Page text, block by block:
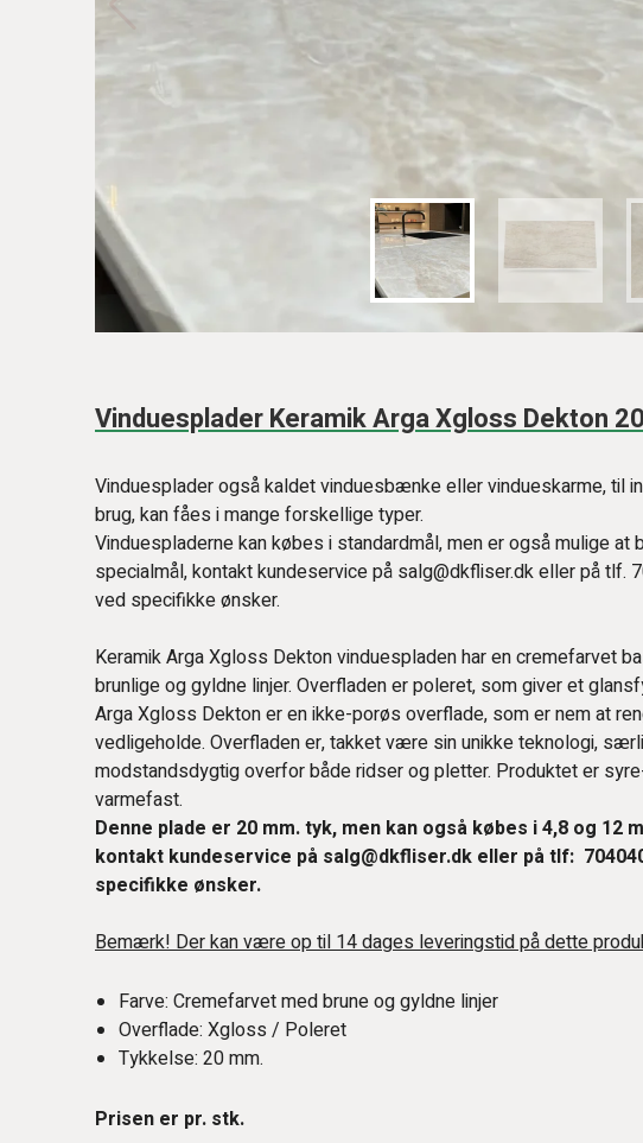
Vinduesplader Keramik Arga Xgloss Dekton
Vinduesplader også kaldet vinduesbænke eller vindueskarme, til
brug, kan fåes i mange forskellige typer.
Vinduespladerne kan købes i standardmål, men er også mulige at
specialmål, kontakt kundeservice på salg@dkfliser.dk eller på tlf.
ved specifikke ønsker.
Keramik Arga Xgloss Dekton vinduespladen har en cremefarvet
brunlige og gyldne linjer. Overfladen er poleret, som giver et
Arga Xgloss Dekton er en ikke-porøs overflade, som er nem at
vedligeholde. Overfladen er, takket være sin unikke teknologi,
modstandsdygtig overfor både ridser og pletter. Produktet er
varmefast.
Denne plade er 20 mm. tyk, men kan også købes i 4,8 og 12
kontakt kundeservice på salg@dkfliser.dk eller på tlf:
specifikke ønsker.
Bemærk! Der kan være op til 14 dages leveringstid på dette
Farve: Cremefarvet med brune og gyldne linjer
Overflade: Xgloss / Poleret
Tykkelse: 20 mm.
Prisen er pr. stk.